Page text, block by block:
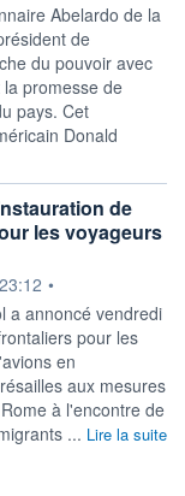
Abelardo de la
de
du pouvoir avec
promesse de
pays. Cet
Donald
de
les voyageurs
23:12 •
a ​annoncé vendredi
pour les
en
aux mesures
à l'encontre de
... Lire la suite